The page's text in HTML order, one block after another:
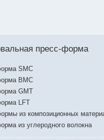
пресс-форма
SMC
BMC
GMT
LFT
из композиционных
из углеродного волокна